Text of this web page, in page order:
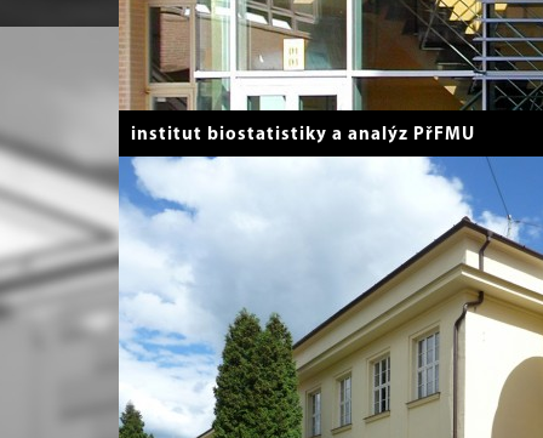
institut biostatistiky a analýz PřFMU